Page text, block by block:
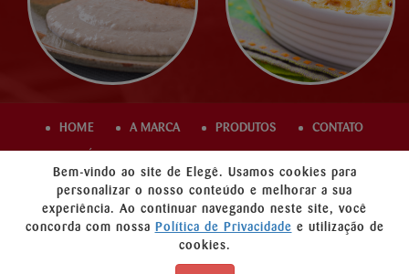
Bem-vindo ao site de Elegê. Usamos cookies para
personalizar o nosso conteúdo e melhorar a sua
experiência. Ao continuar navegando neste site, você
concorda com nossa Política de Privacidade e utilização de
cookies.
HOME A MARCA PRODUTOS CONTATO
PROMOÇÃO POLÍTICA DE PRIVACIDADE